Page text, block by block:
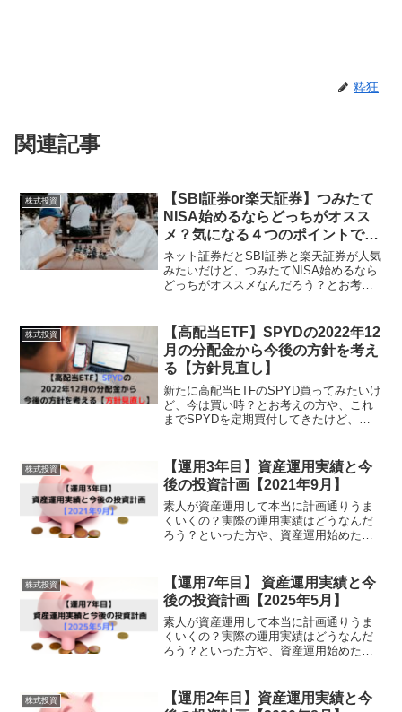
粋狂
関連記事
株式投資
【SBI証券or楽天証券】つみたて
NISA始めるならどっちがオスス
メ？気になる４つのポイントで徹
底比較！
ネット証券だとSBI証券と楽天証券が人気
みたいだけど、つみたてNISA始めるなら
どっちがオススメなんだろう？とお考え
NISAも始めるか、、、とお思いの方に読
んでいただき...
株式投資
【高配当ETF】SPYDの2022年12
月の分配金から今後の方針を考え
る【方針見直し】
新たに高配当ETFのSPYD買ってみたいけ
ど、今は買い時？とお考えの方や、これ
までSPYDを定期買付してきたけど、最
たい記事です。私自身は資産運用におい
て年間配当金額の...
株式投資
【運用3年目】資産運用実績と今
後の投資計画【2021年9月】
素人が資産運用して本当に計画通りうま
くいくの？実際の運用実績はどうなんだ
ろう？といった方や、資産運用始めたけ
ひょっとして私だけ、、、？と不安にな
っている方に読...
株式投資
【運用7年目】 資産運用実績と今
後の投資計画【2025年5月】
素人が資産運用して本当に計画通りうま
くいくの？実際の運用実績はどうなんだ
ろう？といった方や、資産運用始めたけ
ないのはひょっとして私だけ、、、？と
不安になって...
株式投資
【運用2年目】資産運用実績と今